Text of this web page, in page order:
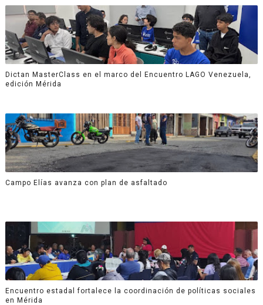
Dictan MasterClass en el marco del Encuentro LAGO Venezuela,
edición Mérida
Campo Elías avanza con plan de asfaltado
Encuentro estadal fortalece la coordinación de políticas sociales
en Mérida